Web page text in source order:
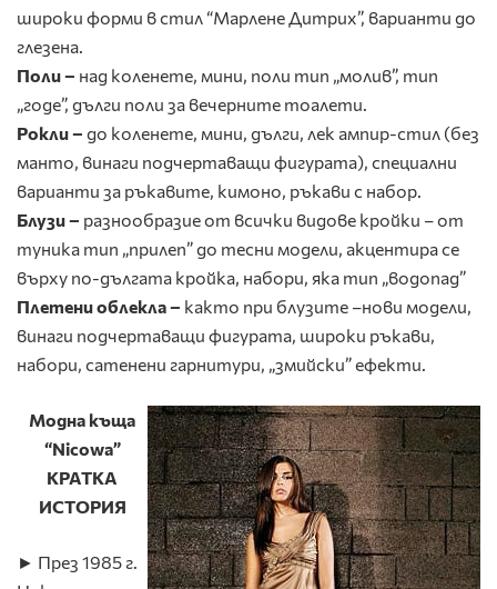
широки форми в стил “Марлене Дитрих”, варианти до
глезена.
Поли – над коленете, мини, поли тип „молив”, тип
„годе”, дълги поли за вечерните тоалети.
Рокли – до коленете, мини, дълги, лек ампир-стил (без
манто, винаги подчертаващи фигурата), специални
варианти за ръкавите, кимоно, ръкави с набор.
Блузи – разнообразие от всички видове кройки – от
туника тип „прилеп” до тесни модели, акцентира се
върху по-дългата кройка, набори, яка тип „водопад”
Плетени облекла – както при блузите –нови модели,
винаги подчертаващи фигурата, широки ръкави,
набори, сатенени гарнитури, „змийски” ефекти.
Модна къща
“Nicowa”
КРАТКА
ИСТОРИЯ
► През 1985 г.